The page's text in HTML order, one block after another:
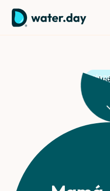
Zosia
con lo que ofrece la
es simplemente cumplir